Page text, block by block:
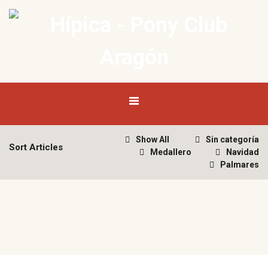
Sort Articles
Show All
Sin categoría
Medallero
Navidad
Palmares